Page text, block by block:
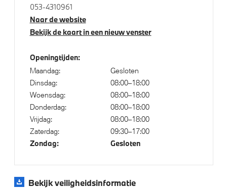
Automatisch dimmende binnen- en buitenspiegel
Alarmsysteem klasse 3 (VbV/SCM)
Parking Assistant
Achteruitrijcamera
Aandrijving en onderstel
Laadkabel (Mode 3, 22kW)
Automatische 8-traps Steptronic sporttransmissie
Voorbereiding Driving Assistance
053-4310961
Naar de website
Bekijk de kaart in een nieuw venster
Openingtijden:
Maandag:
Gesloten
Dinsdag:
08:00–18:00
Woensdag:
08:00–18:00
Donderdag:
08:00–18:00
Vrijdag:
08:00–18:00
Zaterdag:
09:30–17:00
Zondag: Gesloten
Bekijk veiligheidsinformatie